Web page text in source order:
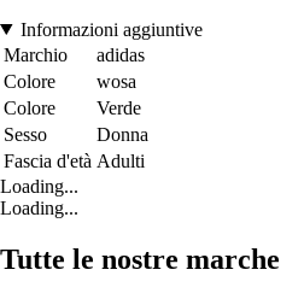
Informazioni aggiuntive
Marchio
adidas
Colore
wosa
Colore
Verde
Sesso
Donna
Fascia d'età Adulti
Loading...
Loading...
Tutte le nostre marche